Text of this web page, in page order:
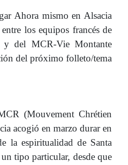
Ahora mismo en Alsacia
los equipos francés de
y del MCR-Vie Montante
del próximo folleto/tema
(Mouvement Chrétien
acogió en marzo durar en
la espiritualidad de Santa
tipo particular, desde que